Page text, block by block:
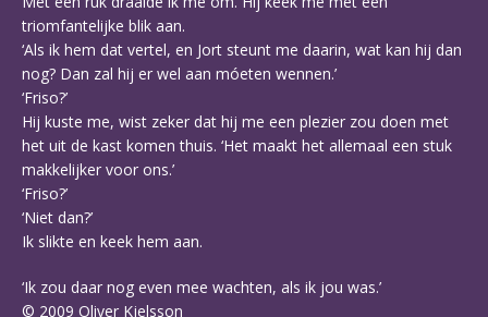
triomfantelijke blik aan.
‘Als ik hem dat vertel, en Jort steunt me daarin, wat kan hij dan
nog? Dan zal hij er wel aan móeten wennen.’
‘Friso?’
Hij kuste me, wist zeker dat hij me een plezier zou doen met
het uit de kast komen thuis. ‘Het maakt het allemaal een stuk
makkelijker voor ons.’
‘Friso?’
‘Niet dan?’
Ik slikte en keek hem aan.
‘Ik zou daar nog even mee wachten, als ik jou was.’
© 2009 Oliver Kjelsson